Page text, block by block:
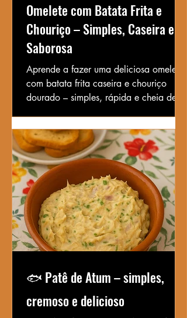
Omelete com Batata Frita e
Chouriço – Simples, Caseira e
Saborosa
Aprende a fazer uma deliciosa omelete
com batata frita caseira e chouriço
dourado – simples, rápida e cheia de
🐟 Patê de Atum – simples,
cremoso e delicioso